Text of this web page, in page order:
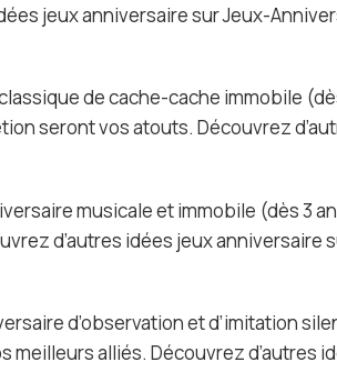
jeux anniversaire sur Jeux-
de cache-cache immobile
seront vos atouts. Découvrez
musicale et immobile (dès 3
d’autres idées jeux anniversaire
d’observation et d’imitation
meilleurs alliés. Découvrez d’autres